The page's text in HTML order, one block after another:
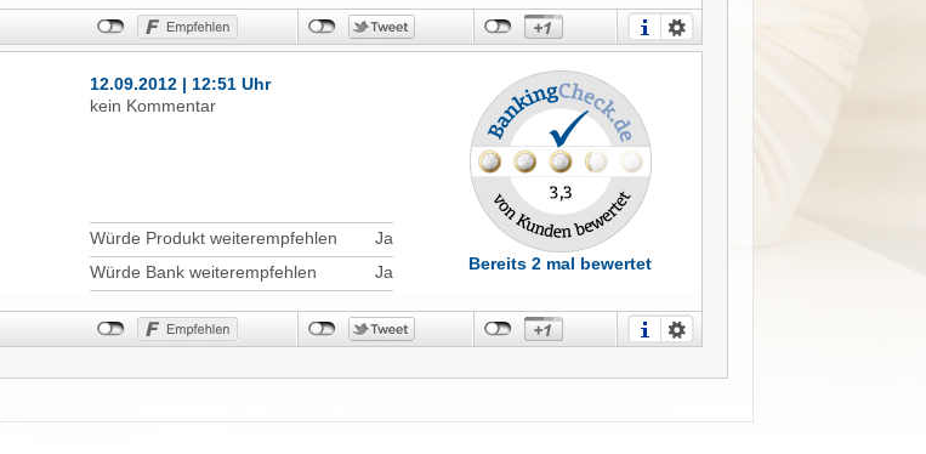
12.09.2012 | 12:51 Uhr
kein Kommentar
Würde Produkt weiterempfehlen
Ja
Würde Bank weiterempfehlen
Ja Bereits 2 mal bewertet